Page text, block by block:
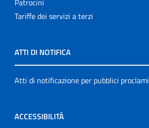
Tariffe dei servizi a terzi
ATTI DI NOTIFICA
Atti di notificazione per pubblici proclami
ACCESSIBILITÀ